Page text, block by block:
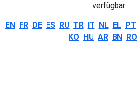
verfügbar:
EN FR DE ES RU TR IT NL EL PT
KO HU AR BN RO